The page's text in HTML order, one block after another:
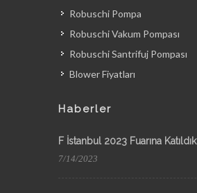
Robuschi Pompa
Robuschi Vakum Pompası
Robuschi Santrifuj Pompası
Blower Fiyatları
Haberler
F İstanbul 2023 Fuarına Katıldık
7/14/2023